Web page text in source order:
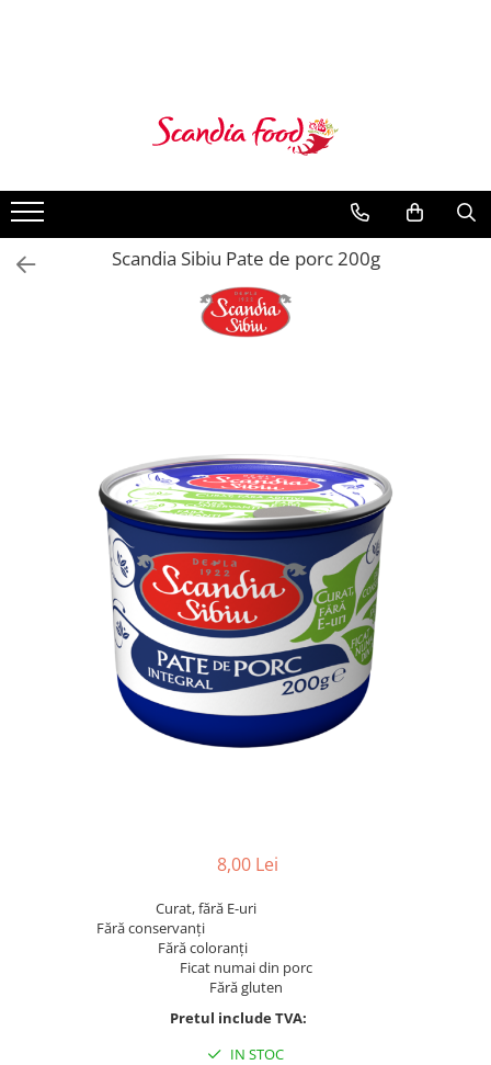
Scandia Sibiu Pate de porc 200g
8,00 Lei
Curat, fără E-uri
Fără conservanți
Fără coloranți
Ficat numai din porc
Fără gluten
Pretul include TVA:
IN STOC